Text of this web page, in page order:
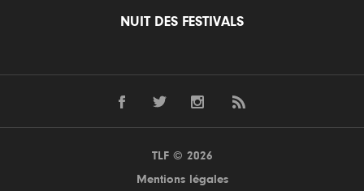
NUIT DES FESTIVALS
TLF © 2026
Mentions légales